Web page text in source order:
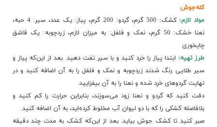
کله‌جوش
مواد لازم:
کشک: 500 گرم، گردو: 200 گرم، پیاز: یک عدد، سیر: 4 حبه،
نعنا خشک: 50 گرم، نمک و فلفل: به میزان لازم، زردچوبه: یک قاشق
چایخوری
طرز تهیه: ابتدا پیاز را خرد کنید و با سیر تفت دهید. بعد از این‌که پیاز و
سیر طلایی رنگ شدند زردچوبه و نمک و فلفل را به آن اضافه کنید و در
نهایت گردوهای خرد شده و نعنا را به آن بیفزایید.
دقت کنید که گردو و نعنا زود می‌سوزند، بنابراین حرارت را کم کنید و
بلافاصله کشکی را که با دو لیوان آب مخلوط کرده‌اید، به آن اضافه کنید.
صبر کنید تا کشک جوش بیاید. بعد از این‌که کشک به مدت چند دقیقه